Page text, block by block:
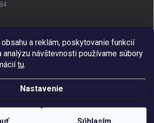
a reklám, poskytovanie funkcií
analýzu návštevnosti používame súbory
tu.
Nastavenie
. Všetky práva vyhradené.Upraviť nastavenie